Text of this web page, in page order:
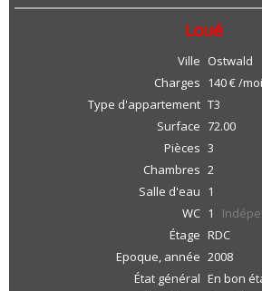
Loué
Ville Ostwald
Charges 140 € /
Type d'appartement T3
Surface 72.00
Pièces 3
Chambres 2
Salle d'eau 1
WC 1
Étage RDC
Epoque, année 2008
État général En bon